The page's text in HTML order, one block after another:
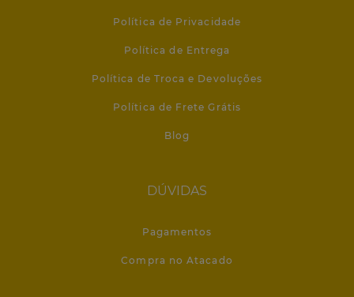
Política de Privacidade
Política de Entrega
Política de Troca e Devoluções
Política de Frete Grátis
Blog
DÚVIDAS
Pagamentos
Compra no Atacado